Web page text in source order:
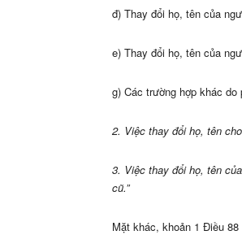
đ) Thay đổi họ, tên của
e) Thay đổi họ, tên của
g) Các trường hợp khác do
2. Việc thay đổi họ, tên
3. Việc thay đổi họ, tên
cũ.”
Mặt khác, khoản 1 Điều